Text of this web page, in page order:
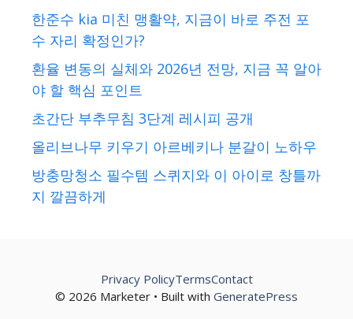
한준수 kia 미친 맹활약, 지금이 바로 주전 포
수 자리 확정인가?
환율 변동의 실체와 2026년 전망, 지금 꼭 알아
야 할 핵심 포인트
초간단 부추무침 3단계 레시피 공개
올리브나무 키우기 아르베키나 분갈이 노하우
방충망청소 필수템 스퀴지와 이 아이로 창틀까
지 깔끔하게
© 2026 Marketer • Built with GeneratePress
Privacy PolicyTermsContact